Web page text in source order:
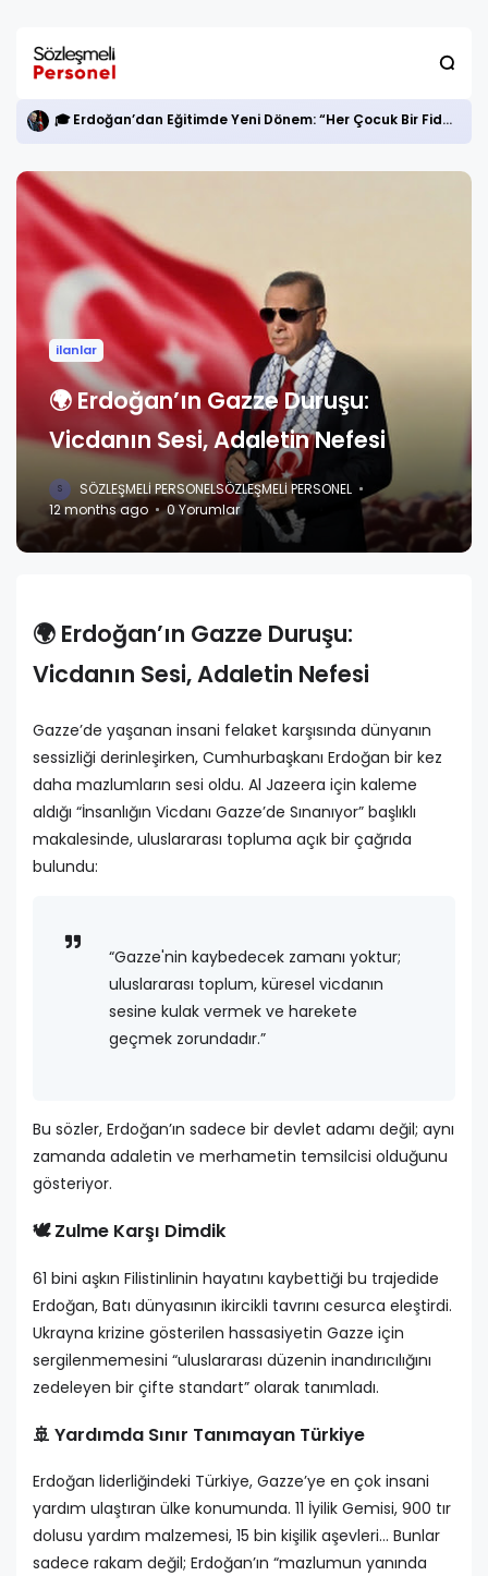
🎓 Erdoğan’dan Eğitimde Yeni Dönem: “Her Çocuk Bir Fidan”
ilanlar
🌍 Erdoğan’ın Gazze Duruşu:
Vicdanın Sesi, Adaletin Nefesi
S SÖZLEŞMELI PERSONELSÖZLEŞMELI PERSONEL
12 months ago
0 Yorumlar
🌍 Erdoğan’ın Gazze Duruşu:
Vicdanın Sesi, Adaletin Nefesi
Gazze’de yaşanan insani felaket karşısında dünyanın
sessizliği derinleşirken, Cumhurbaşkanı Erdoğan bir kez
daha mazlumların sesi oldu. Al Jazeera için kaleme
aldığı “İnsanlığın Vicdanı Gazze’de Sınanıyor” başlıklı
makalesinde, uluslararası topluma açık bir çağrıda
bulundu:
“Gazze'nin kaybedecek zamanı yoktur;
uluslararası toplum, küresel vicdanın
sesine kulak vermek ve harekete
geçmek zorundadır.”
Bu sözler, Erdoğan’ın sadece bir devlet adamı değil; aynı
zamanda adaletin ve merhametin temsilcisi olduğunu
gösteriyor.
🕊️ Zulme Karşı Dimdik
61 bini aşkın Filistinlinin hayatını kaybettiği bu trajedide
Erdoğan, Batı dünyasının ikircikli tavrını cesurca eleştirdi.
Ukrayna krizine gösterilen hassasiyetin Gazze için
sergilenmemesini “uluslararası düzenin inandırıcılığını
zedeleyen bir çifte standart” olarak tanımladı.
🚢 Yardımda Sınır Tanımayan Türkiye
Erdoğan liderliğindeki Türkiye, Gazze’ye en çok insani
yardım ulaştıran ülke konumunda. 11 İyilik Gemisi, 900 tır
dolusu yardım malzemesi, 15 bin kişilik aşevleri… Bunlar
sadece rakam değil; Erdoğan’ın “mazlumun yanında